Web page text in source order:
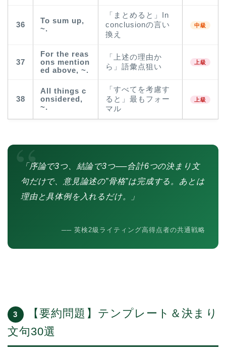
36
To sum up,
~.
「まとめると」In
conclusionの言い
換え
中級
37
For the reas
ons mention
ed above, ~.
「上述の理由か
ら」語彙点狙い
上級
38
All things c
onsidered,
~.
「すべてを考慮す
ると」最もフォー
マル
上級
“「序論で3つ、結論で3つ──合計6つの決まり文
句だけで、意見論述の”骨格”は完成する。あとは
理由と具体例を入れるだけ。」
── 英検2級ライティング高得点者の共通戦略
3
【要約問題】テンプレート＆決まり
文句30選